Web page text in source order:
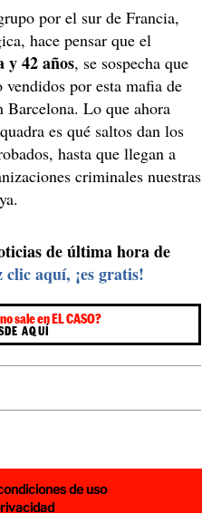
por el sur de Francia,
hace pensar que el
y 42 años, se sospecha que
por esta mafia de
Barcelona. Lo que ahora
es qué saltos dan los
hasta que llegan a
criminales nuestras
de última hora de
clic aquí, ¡es gratis!
sale en EL CASO?
AQUÍ
de uso